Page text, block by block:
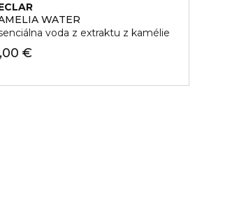
WATER
voda z extraktu z kamélie
€